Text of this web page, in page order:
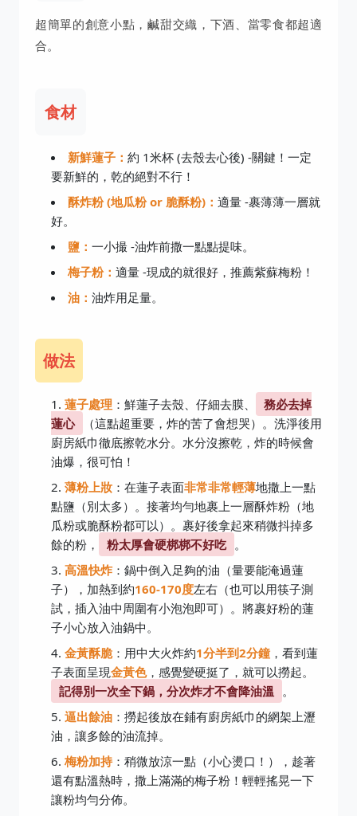
超簡單的創意小點，鹹甜交織，下酒、當零食都超適
合。
食材
新鮮蓮子： 約 1米杯 (去殼去心後) -關鍵！一定
要新鮮的，乾的絕對不行！
酥炸粉 (地瓜粉 or 脆酥粉)： 適量 -裹薄薄一層就
好。
鹽： 一小撮 -油炸前撒一點點提味。
梅子粉： 適量 -現成的就很好，推薦紫蘇梅粉！
油： 油炸用足量。
做法
蓮子處理 ：鮮蓮子去殼、仔細去膜、
務必去掉
蓮心
（這點超重要，炸的苦了會想哭）。洗淨後用
廚房紙巾徹底擦乾水分。水分沒擦乾，炸的時候會
油爆，很可怕！
薄粉上妝 ：在蓮子表面非常非常輕薄地撒上一點
點鹽（別太多）。接著均勻地裹上一層酥炸粉（地
瓜粉或脆酥粉都可以）。裹好後拿起來稍微抖掉多
餘的粉，
粉太厚會硬梆梆不好吃 。
高溫快炸：鍋中倒入足夠的油（量要能淹過蓮
子），加熱到約160-170度左右（也可以用筷子測
試，插入油中周圍有小泡泡即可）。將裹好粉的蓮
子小心放入油鍋中。
金黃酥脆：用中大火炸約1分半到2分鐘，看到蓮
子表面呈現金黃色，感覺變硬挺了，就可以撈起。
記得別一次全下鍋，分次炸才不會降油溫 。
逼出餘油 ：撈起後放在鋪有廚房紙巾的網架上瀝
油，讓多餘的油流掉。
梅粉加持：稍微放涼一點（小心燙口！），趁著
還有點溫熱時，撒上滿滿的梅子粉！輕輕搖晃一下
讓粉均勻分佈。